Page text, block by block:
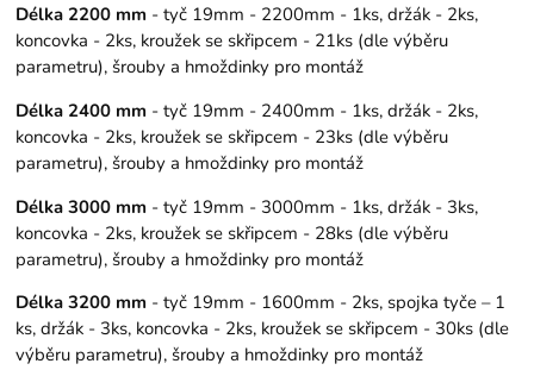
Délka 2200 mm - tyč 19mm - 2200mm - 1ks, držák - 2ks,
koncovka - 2ks, kroužek se skřipcem - 21ks (dle výběru
parametru), šrouby a hmoždinky pro montáž
Délka 2400 mm - tyč 19mm - 2400mm - 1ks, držák - 2ks,
koncovka - 2ks, kroužek se skřipcem - 23ks (dle výběru
parametru), šrouby a hmoždinky pro montáž
Délka 3000 mm - tyč 19mm - 3000mm - 1ks, držák - 3ks,
koncovka - 2ks, kroužek se skřipcem - 28ks (dle výběru
parametru), šrouby a hmoždinky pro montáž
Délka 3200 mm - tyč 19mm - 1600mm - 2ks, spojka tyče – 1
ks, držák - 3ks, koncovka - 2ks, kroužek se skřipcem - 30ks (dle
výběru parametru), šrouby a hmoždinky pro montáž